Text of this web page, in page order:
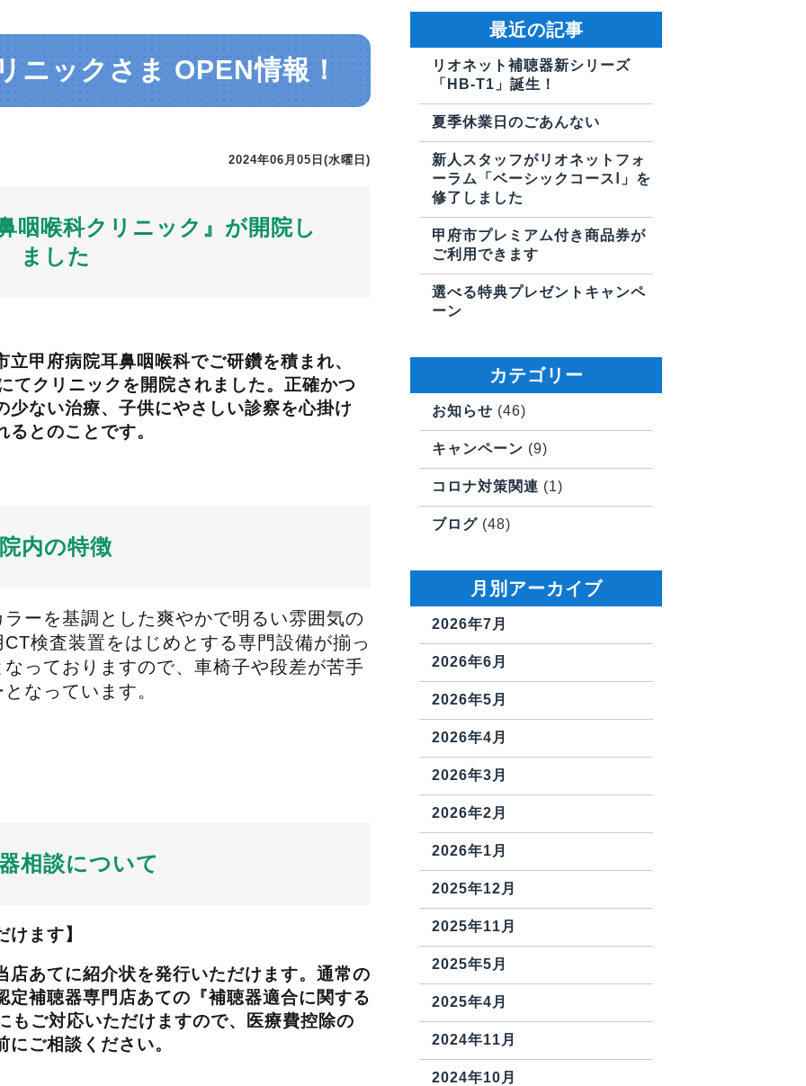
ニックさま OPEN情報！
2024年06月05日(水曜日)
咽喉科クリニック』が開院し
ました
甲府病院耳鼻咽喉科でご研鑽を積まれ、
てクリニックを開院されました。正確かつ
少ない治療、子供にやさしい診察を心掛け
とのことです。
院内の特徴
ーを基調とした爽やかで明るい雰囲気の
検査装置をはじめとする専門設備が揃っ
っておりますので、車椅子や段差が苦手
なっています。
相談について
けます】
店あてに紹介状を発行いただけます。通常の
定補聴器専門店あての『補聴器適合に関する
もご対応いただけますので、医療費控除の
ご相談ください。
最近の記事
リオネット補聴器新シリーズ
「HB-T1」誕生！
夏季休業日のごあんない
新人スタッフがリオネットフォ
ーラム「ベーシックコースⅠ」を
修了しました
甲府市プレミアム付き商品券が
ご利用できます
選べる特典プレゼントキャンペ
ーン
カテゴリー
お知らせ (46)
キャンペーン (9)
コロナ対策関連 (1)
ブログ (48)
月別アーカイブ
2026年7月
2026年6月
2026年5月
2026年4月
2026年3月
2026年2月
2026年1月
2025年12月
2025年11月
2025年5月
2025年4月
2024年11月
2024年10月